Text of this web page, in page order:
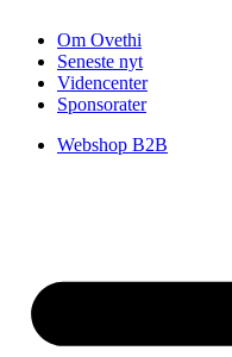
Om Ovethi
Seneste nyt
Videncenter
Sponsorater
Webshop B2B